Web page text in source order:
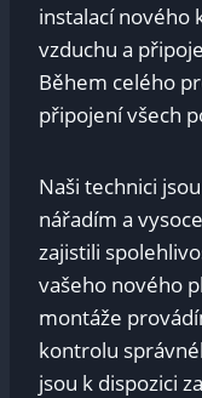
instalací nového
vzduchu a
Během celého
připojení všech
Naši technici
nářadím a
zajistili
vašeho nového
montáže
kontrolu
jsou k dispozici